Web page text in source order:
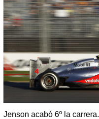
Jenson acabó 6º la carrera.